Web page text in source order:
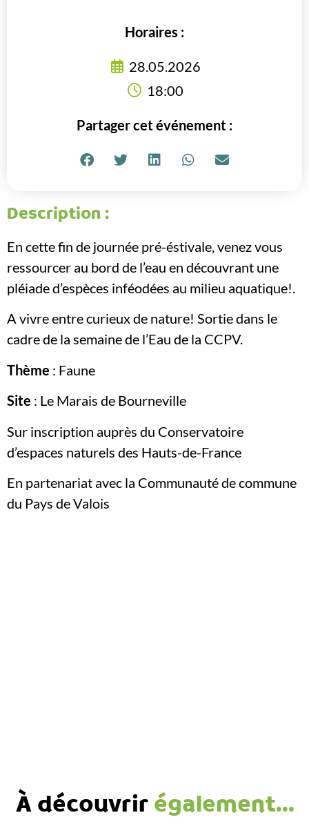
Horaires :
28.05.2026
18:00
Partager cet événement :
Description :
En cette fin de journée pré-éstivale, venez vous
ressourcer au bord de l’eau en découvrant une
pléiade d’espèces inféodées au milieu aquatique!.
A vivre entre curieux de nature! Sortie dans le
cadre de la semaine de l’Eau de la CCPV.
Thème : Faune
Site : Le Marais de Bourneville
Sur inscription auprès du Conservatoire
d’espaces naturels des Hauts-de-France
En partenariat avec la Communauté de commune
du Pays de Valois
À découvrirégalement...